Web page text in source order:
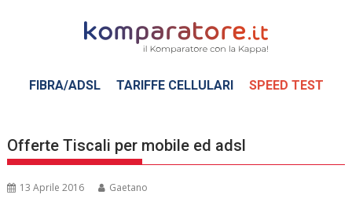
FIBRA/ADSL TARIFFE CELLULARI SPEED TEST
Offerte Tiscali per mobile ed adsl
13 Aprile 2016 Gaetano